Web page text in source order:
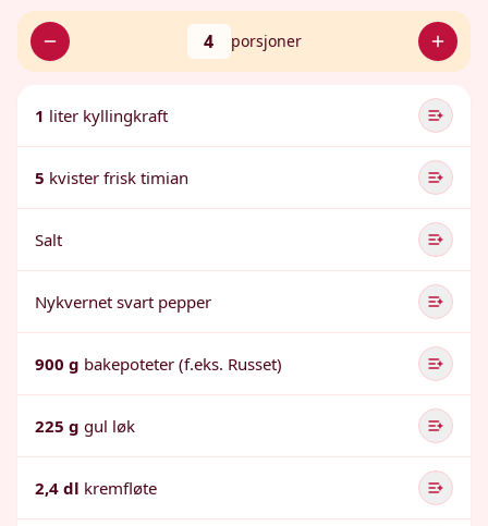
4 porsjoner
1 liter kyllingkraft
5 kvister frisk timian
Salt
Nykvernet svart pepper
900 g bakepoteter (f.eks. Russet)
225 g gul løk
2,4 dl kremfløte